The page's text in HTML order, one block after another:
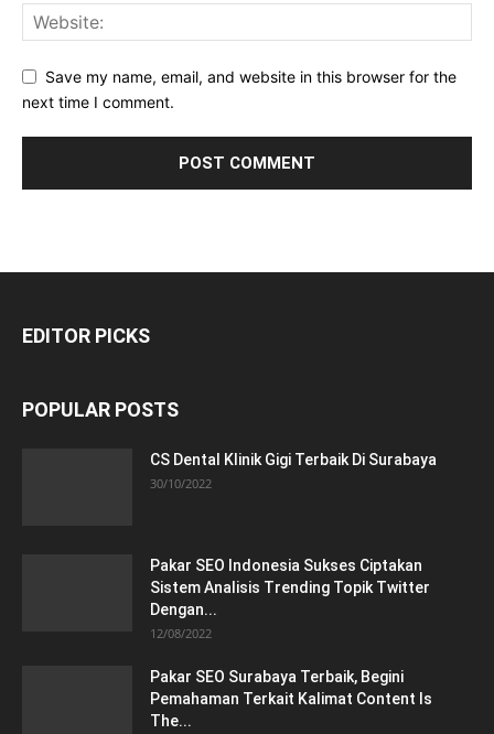
Save my name, email, and website in this browser for the
next time I comment.
EDITOR PICKS
POPULAR POSTS
CS Dental Klinik Gigi Terbaik Di Surabaya
30/10/2022
Pakar SEO Indonesia Sukses Ciptakan
Sistem Analisis Trending Topik Twitter
Dengan...
12/08/2022
Pakar SEO Surabaya Terbaik, Begini
Pemahaman Terkait Kalimat Content Is
The...